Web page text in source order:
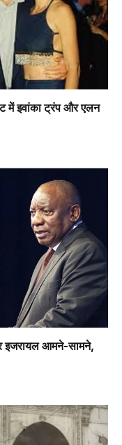
में इवांका ट्रंप और एलन
इजरायल आमने-सामने,